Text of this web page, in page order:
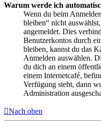
Warum werde ich
Wenn du beim
bleiben“ nicht
angemeldet. Dies
Benutzerkontos durch
bleiben, kannst du das
Anmelden auswählen.
du dich an einem
einem Internetcafé,
Verfügung steht, dann
Administration
Nach oben